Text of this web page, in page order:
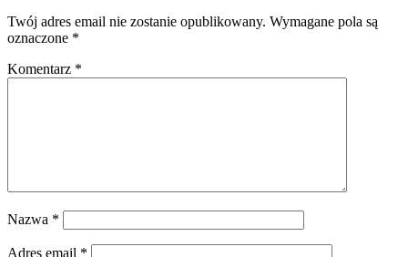
Twój adres email nie zostanie opublikowany. Wymagane pola są
oznaczone *
Komentarz *
Nazwa *
Adres email *